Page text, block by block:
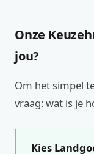
Onze
jou?
Om het simpel
vraag: wat is je
Kies